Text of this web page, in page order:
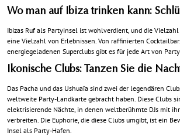
Wo man auf Ibiza trinken kann:
Ibizas Ruf als Partyinsel ist wohlverdient, und die
eine Vielzahl von Erlebnissen. Von raffinierten
energiegeladenen Superclubs gibt es für jede Art von
Ikonische Clubs: Tanzen Sie die
Das Pacha und das Ushuaïa sind zwei der legendären
weltweite Party-Landkarte gebracht haben. Diese Clubs
elektrisierende Nächte, in denen weltberühmte DJs mit
verbreiten. Die Euphorie, die diese Clubs umgibt, ist ein
Insel als Party-Hafen.